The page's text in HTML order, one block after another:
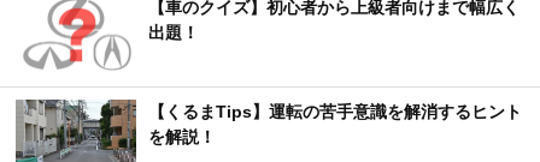
【車のクイズ】初心者から上級者向けまで幅広く
出題！
【くるまTips】運転の苦手意識を解消するヒント
を解説！